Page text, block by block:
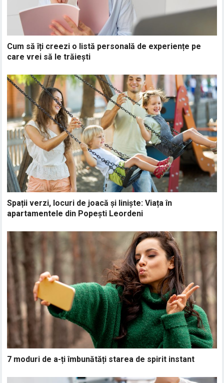
Cum să îți creezi o listă personală de experiențe pe
care vrei să le trăiești
Spații verzi, locuri de joacă și liniște: Viața în
apartamentele din Popești Leordeni
7 moduri de a-ți îmbunătăți starea de spirit instant